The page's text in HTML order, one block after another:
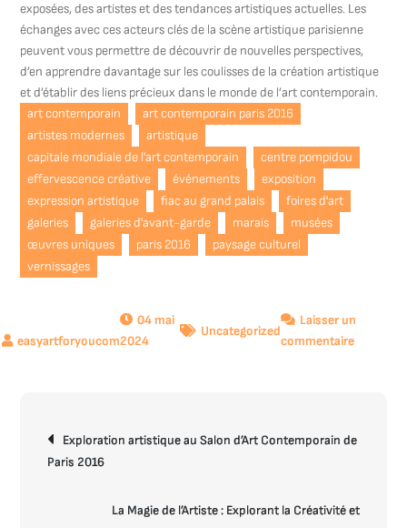
exposées, des artistes et des tendances artistiques actuelles. Les
échanges avec ces acteurs clés de la scène artistique parisienne
peuvent vous permettre de découvrir de nouvelles perspectives,
d’en apprendre davantage sur les coulisses de la création artistique
et d’établir des liens précieux dans le monde de l’art contemporain.
art contemporain
art contemporain paris 2016
artistes modernes
artistique
capitale mondiale de l'art contemporain
centre pompidou
effervescence créative
événements
exposition
expression artistique
fiac au grand palais
foires d'art
galeries
galeries d'avant-garde marais
musées
œuvres uniques
paris 2016
paysage culturel
vernissages
04 mai
2024
Uncategorized
Laisser un
commentairesur
à
2016
de
l’article
Exploration artistique au Salon d’Art Contemporain de
Paris 2016
La Magie de l’Artiste : Explorant la Créativité et